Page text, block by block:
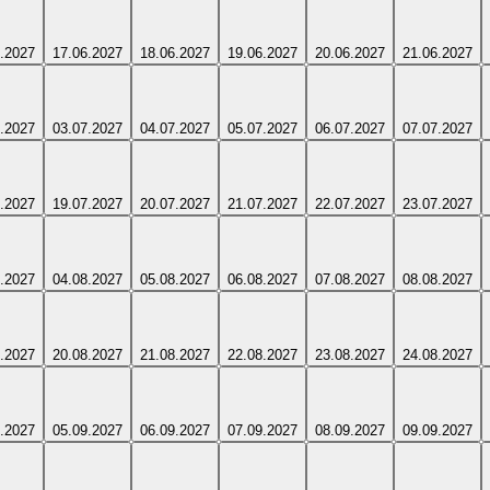
17.06.2027 18.06.2027 19.06.2027 20.06.2027 21.06.2027
03.07.2027 04.07.2027 05.07.2027 06.07.2027 07.07.2027
19.07.2027 20.07.2027 21.07.2027 22.07.2027 23.07.2027
04.08.2027 05.08.2027 06.08.2027 07.08.2027 08.08.2027
20.08.2027 21.08.2027 22.08.2027 23.08.2027 24.08.2027
05.09.2027 06.09.2027 07.09.2027 08.09.2027 09.09.2027